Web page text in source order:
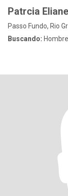
Patrcia
Passo Fundo, Rio
Buscando: